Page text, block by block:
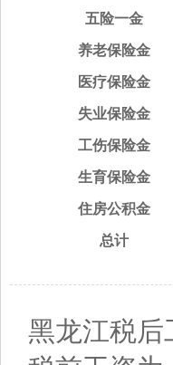
五险一金
养老保险金
医疗保险金
失业保险金
工伤保险金
生育保险金
住房公积金
总计
黑龙江税后